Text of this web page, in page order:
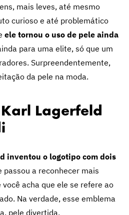
mais leves, até mesmo
curioso e até problemático
ele tornou o uso de pele ainda
para uma elite, só que um
Surpreendentemente,
da pele na moda.
Lagerfeld
inventou o logotipo com dois
passou a reconhecer mais
acha que ele se refere ao
Na verdade, esse emblema
pele divertida.